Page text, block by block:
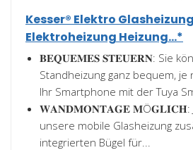
Kesser® Elektro
Elektroheizung Heizung...*
𝐁𝐄𝐐𝐔𝐄𝐌𝐄𝐒 𝐒𝐓𝐄𝐔𝐄𝐑𝐍: Sie
Standheizung ganz bequem, je
Ihr Smartphone mit der Tuya
𝐖𝐀𝐍𝐃𝐌𝐎𝐍𝐓𝐀𝐆𝐄 𝐌Ö𝐆𝐋𝐈𝐂𝐇:
unsere mobile Glasheizung
integrierten Bügel für...